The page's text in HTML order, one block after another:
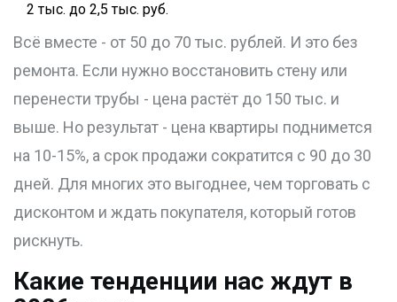
2 тыс. до 2,5 тыс. руб.
Всё вместе - от 50 до 70 тыс. рублей. И это без
ремонта. Если нужно восстановить стену или
перенести трубы - цена растёт до 150 тыс. и
выше. Но результат - цена квартиры поднимется
на 10-15%, а срок продажи сократится с 90 до 30
дней. Для многих это выгоднее, чем торговать с
дисконтом и ждать покупателя, который готов
рискнуть.
Какие тенденции нас ждут в